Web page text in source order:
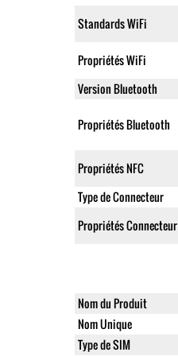
Standards WiFi
Propriétés WiFi
Version Bluetooth
Propriétés Bluetooth
Propriétés NFC
Type de Connecteur
Propriétés Connecteur
Nom du Produit
Nom Unique
Type de SIM